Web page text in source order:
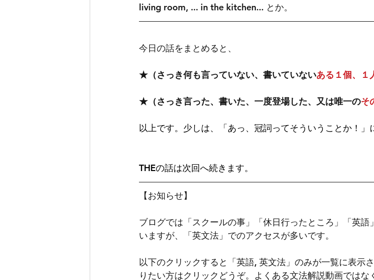
living room, ... in the kitchen... とか。
今日の話をまとめると、
★（さっき何も言っていない、書いていないある１個、１
★（さっき言った、書いた、一度登場した、又は唯一のそ
以上です。少しは、「あっ、冠詞ってそういうことか！」
THEの話は次回へ続きます。
【お知らせ】
ブログでは「スクールの事」「休日行ったところ」「英
いますが、「英文法」でのアクセスが多いです。
以下のクリックすると「英語, 英文法」のみが一覧に表示
りたい方はクリックどうぞ。よくある文法解説動画では